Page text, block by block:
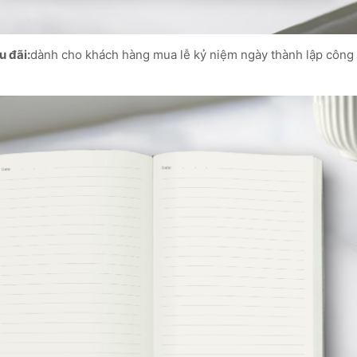
đãi:dành cho khách hàng mua lễ kỷ niệm ngày thành lập công